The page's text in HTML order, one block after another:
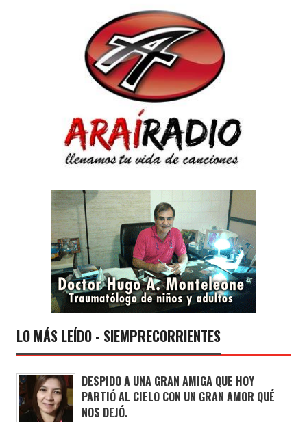
LO MÁS LEÍDO - SIEMPRECORRIENTES
DESPIDO A UNA GRAN AMIGA QUE HOY
PARTIÓ AL CIELO CON UN GRAN AMOR QUÉ
NOS DEJÓ.